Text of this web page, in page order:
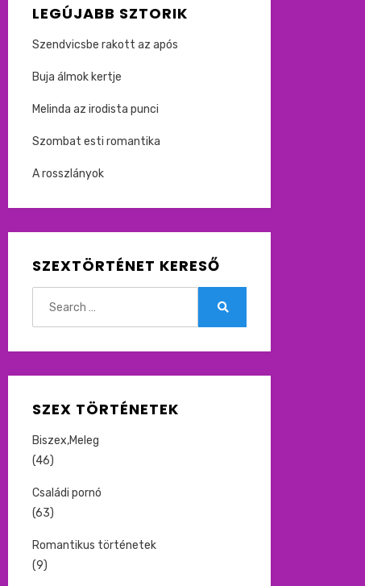
LEGÚJABB SZTORIK
Szendvicsbe rakott az após
Buja álmok kertje
Melinda az irodista punci
Szombat esti romantika
A rosszlányok
SZEXTÖRTÉNET KERESŐ
SZEX TÖRTÉNETEK
Biszex,Meleg
(46)
Családi pornó
(63)
Romantikus történetek
(9)